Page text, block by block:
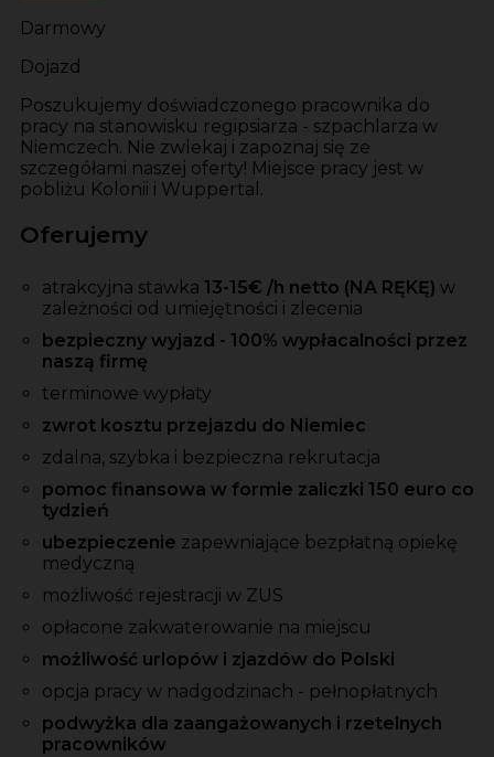
Darmowy
Dojazd
Poszukujemy doświadczonego pracownika do
pracy na stanowisku regipsiarza - szpachlarza w
Niemczech. Nie zwlekaj i zapoznaj się ze
szczegółami naszej oferty! Miejsce pracy jest w
pobliżu Kolonii i Wuppertal.
Oferujemy
atrakcyjna stawka 13-15€ /h netto (NA RĘKĘ) w
zależności od umiejętności i zlecenia
bezpieczny wyjazd - 100% wypłacalności przez
naszą firmę
terminowe wypłaty
zwrot kosztu przejazdu do Niemiec
zdalna, szybka i bezpieczna rekrutacja
pomoc finansowa w formie zaliczki 150 euro co
tydzień
ubezpieczenie zapewniające bezpłatną opiekę
medyczną
możliwość rejestracji w ZUS
opłacone zakwaterowanie na miejscu
możliwość urlopów i zjazdów do Polski
opcja pracy w nadgodzinach - pełnopłatnych
podwyżka dla zaangażowanych i rzetelnych
pracowników